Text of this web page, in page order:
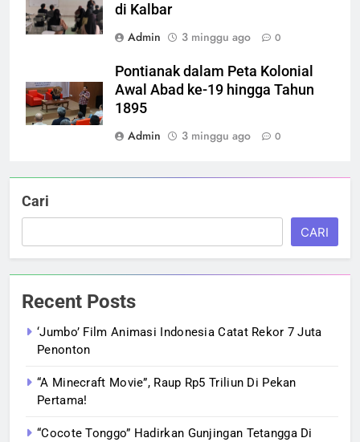
di Kalbar
Admin
3 minggu ago 0
Pontianak dalam Peta Kolonial
Awal Abad ke-19 hingga Tahun
1895
Admin
3 minggu ago 0
Cari
CARI
Recent Posts
‘Jumbo’ Film Animasi Indonesia Catat Rekor 7 Juta
Penonton
“A Minecraft Movie”, Raup Rp5 Triliun Di Pekan
Pertama!
“Cocote Tonggo” Hadirkan Gunjingan Tetangga Di